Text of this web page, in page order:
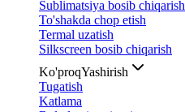
Sublimatsiya bosib chiqarish
To'shakda chop etish
Termal uzatish
Silkscreen bosib chiqarish
Ko'proqYashirish
Tugatish
Katlama